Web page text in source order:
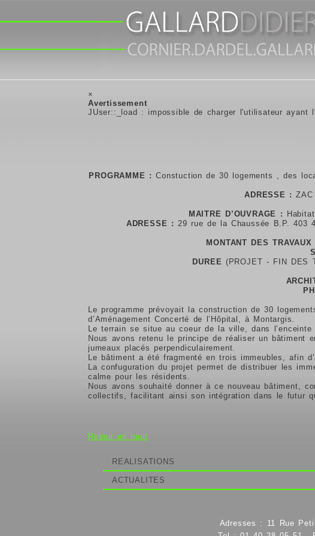
×
Avertissement
JUser::_load : impossible de charger l'utilisateur ayant
PROGRAMME : Constuction de 30 logements , des
ADRESSE : ZAC
MAITRE D’OUVRAGE :
ADRESSE : 29 rue de la Chaussée B.P. 403
MONTANT DES TRAVAUX
DUREE (PROJET - FIN DES
Le programme prévoyait la construction de 30
d’Aménagement Concerté de l’Hôpital, à Montargis.
Le terrain se situe au coeur de la ville, dans l’enceinte
Nous avons retenu le principe de réaliser un bâtiment
jumeaux placés perpendiculairement.
Le bâtiment a été fragmenté en trois immeubles, afin
La confuguration du projet permet de distribuer les
calme pour les résidents.
Nous avons souhaité donner à ce nouveau bâtiment,
collectifs, facilitant ainsi son intégration dans le futur
Retour en haut
REALISATIONS
ACTUALITES
Adresses : 11 Rue